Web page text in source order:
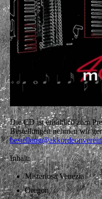
Die CD ist erhältlich zum
Bestellungen nehmen wir
Inhalt:
Misteriosa Venezia
Oregon